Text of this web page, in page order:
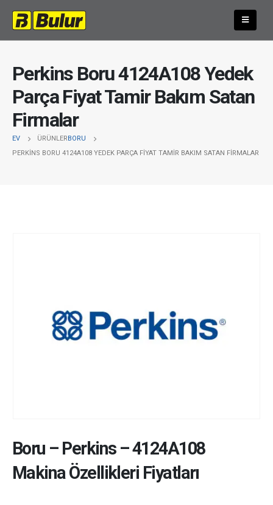
Perkins Boru 4124A108 Yedek
Parça Fiyat Tamir Bakım Satan
Firmalar
EV ÜRÜNLERBORU
PERKINS BORU 4124A108 YEDEK PARÇA FIYAT TAMIR BAKIM SATAN FIRMALAR
Boru – Perkins–4124A108
Makina Özellikleri Fiyatları